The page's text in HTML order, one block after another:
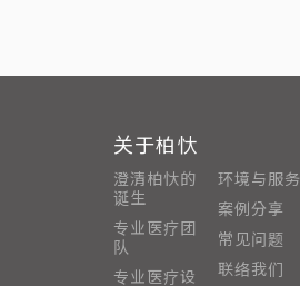
关于柏忕
澄清柏忕的
诞生
专业医疗团
队
专业医疗设
环境与服务
案例分享
常见问题
联络我们